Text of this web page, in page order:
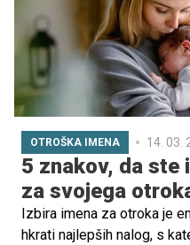
OTROŠKA IMENA 14. 03.
5 znakov, da ste
za svojega
Izbira imena za otroka je
hkrati najlepših nalog, s